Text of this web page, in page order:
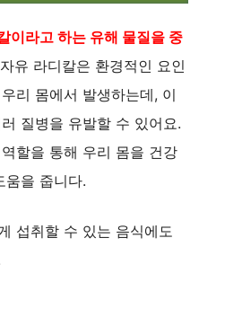
이라고 하는 유해 물질을 중
유 라디칼은 환경적인 요인
리 몸에서 발생하는데, 이
질병을 유발할 수 있어요.
할을 통해 우리 몸을 건강
움을 줍니다.
섭취할 수 있는 음식에도